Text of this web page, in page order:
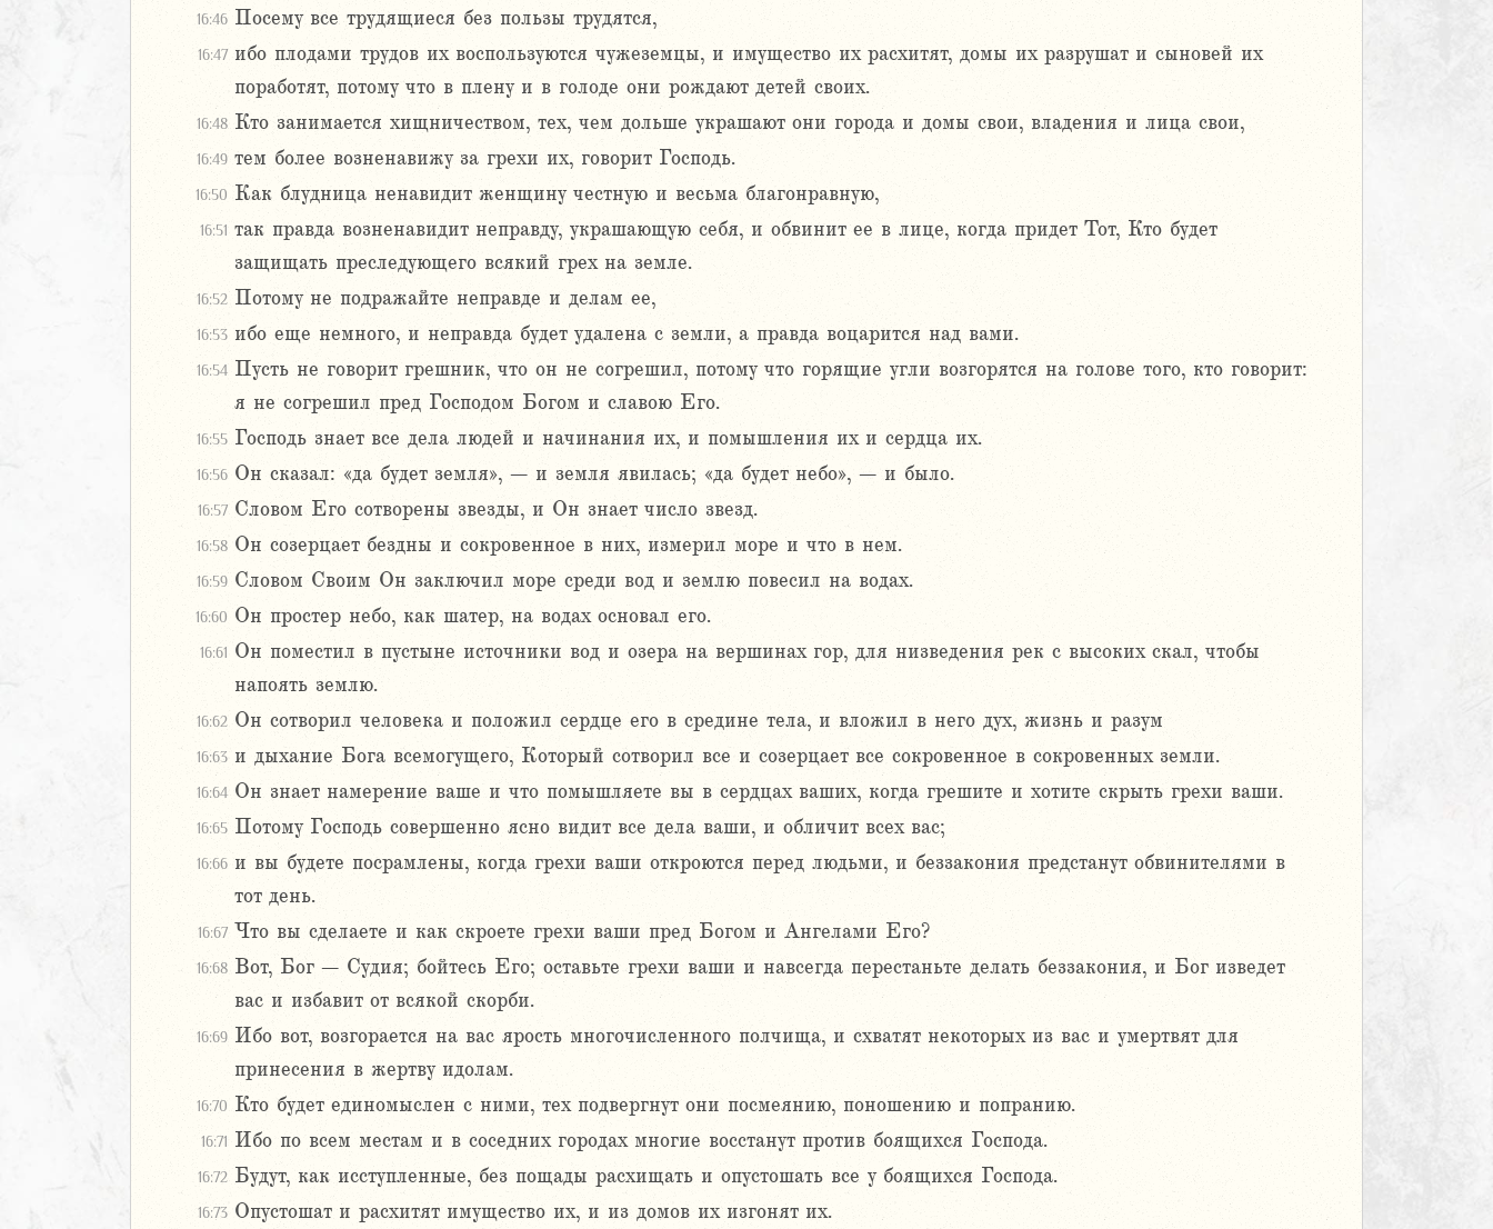
16:46 Посему все трудящиеся без пользы трудятся,
16:47 ибо плодами трудов их воспользуются чужеземцы, и имущество их расхитят, домы их разрушат и сыновей их
поработят, потому что в плену и в голоде они рождают детей своих.
16:48 Кто занимается хищничеством, тех, чем дольше украшают они города и домы свои, владения и лица свои,
16:49 тем более возненавижу за грехи их, говорит Господь.
16:50 Как блудница ненавидит женщину честную и весьма благонравную,
16:51 так правда возненавидит неправду, украшающую себя, и обвинит ее в лице, когда придет Тот, Кто будет
защищать преследующего всякий грех на земле.
16:52 Потому не подражайте неправде и делам ее,
16:53 ибо еще немного, и неправда будет удалена с земли, а правда воцарится над вами.
16:54 Пусть не говорит грешник, что он не согрешил, потому что горящие угли возгорятся на голове того, кто говорит:
я не согрешил пред Господом Богом и славою Его.
16:55 Господь знает все дела людей и начинания их, и помышления их и сердца их.
16:56 Он сказал: «да будет земля», – и земля явилась; «да будет небо», – и было.
16:57 Словом Его сотворены звезды, и Он знает число звезд.
16:58 Он созерцает бездны и сокровенное в них, измерил море и что в нем.
16:59 Словом Своим Он заключил море среди вод и землю повесил на водах.
16:60 Он простер небо, как шатер, на водах основал его.
16:61 Он поместил в пустыне источники вод и озера на вершинах гор, для низведения рек с высоких скал, чтобы
напоять землю.
16:62 Он сотворил человека и положил сердце его в средине тела, и вложил в него дух, жизнь и разум
16:63 и дыхание Бога всемогущего, Который сотворил все и созерцает все сокровенное в сокровенных земли.
16:64 Он знает намерение ваше и что помышляете вы в сердцах ваших, когда грешите и хотите скрыть грехи ваши.
16:65 Потому Господь совершенно ясно видит все дела ваши, и обличит всех вас;
16:66 и вы будете посрамлены, когда грехи ваши откроются перед людьми, и беззакония предстанут обвинителями в
тот день.
16:67 Что вы сделаете и как скроете грехи ваши пред Богом и Ангелами Его?
16:68 Вот, Бог – Судия; бойтесь Его; оставьте грехи ваши и навсегда перестаньте делать беззакония, и Бог изведет
вас и избавит от всякой скорби.
16:69 Ибо вот, возгорается на вас ярость многочисленного полчища, и схватят некоторых из вас и умертвят для
принесения в жертву идолам.
16:70 Кто будет единомыслен с ними, тех подвергнут они посмеянию, поношению и попранию.
16:71 Ибо по всем местам и в соседних городах многие восстанут против боящихся Господа.
16:72 Будут, как исступленные, без пощады расхищать и опустошать все у боящихся Господа.
16:73 Опустошат и расхитят имущество их, и из домов их изгонят их.